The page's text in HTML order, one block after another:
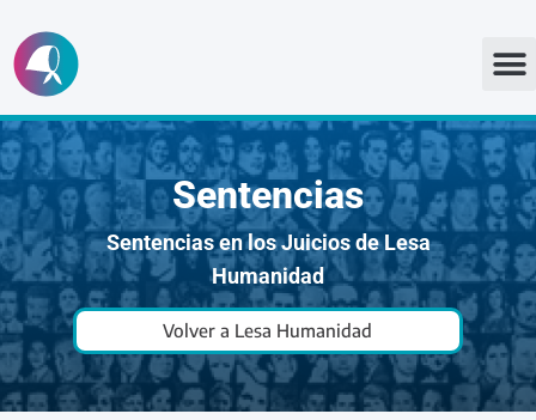
Ir
al
contenido
Sentencias
Sentencias en los Juicios de Lesa
Humanidad
Volver a Lesa Humanidad